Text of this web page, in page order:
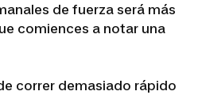
de fuerza será más
comiences a notar una
correr demasiado rápido